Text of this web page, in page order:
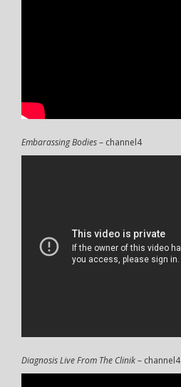
Embarassing Bodies– channel4
Diagnosis Live From The Clinik– channel4